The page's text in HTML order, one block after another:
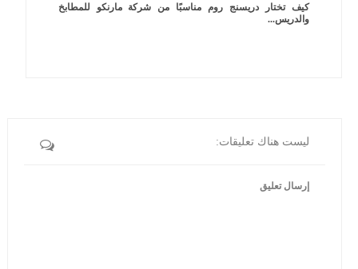
كيف تختار دريسنج روم مناسبًا من شركة مارنكو للمطابخ
والدريس...
ليست هناك تعليقات:
إرسال تعليق